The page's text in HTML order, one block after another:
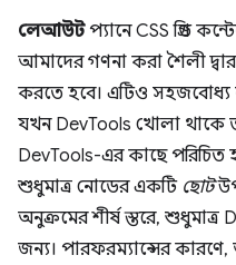
লেআউটপ্যানে CSS গ্রিড
আমাদের গণনা করা শৈলী
করতে হবে। এটিও সহজবোধ্য
যখন DevTools খোলা থাকে
DevTools-এর কাছে পরিচিত
শুধুমাত্র নোডের একটি ছোট
অনুক্রমের শীর্ষ স্তরে,
জন্য। পারফরম্যান্সের